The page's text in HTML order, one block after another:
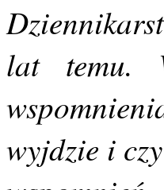
lat temu.
wyjdzie i